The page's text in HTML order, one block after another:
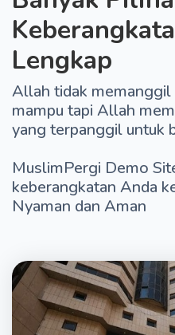
Lengkap
Allah tidak
mampu tapi Allah
yang terpanggil untuk
MuslimPergi Demo
keberangkatan Anda